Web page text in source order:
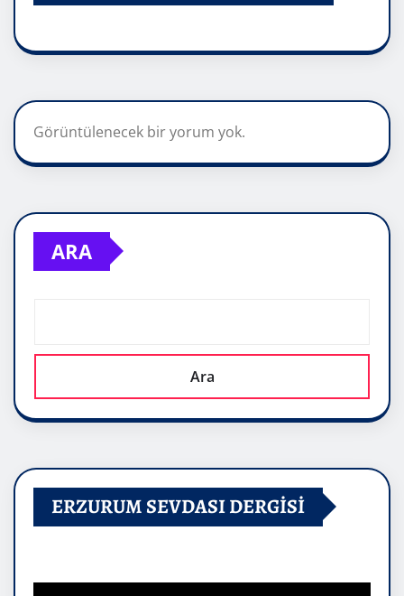
Görüntülenecek bir yorum yok.
ARA
Ara
ERZURUM SEVDASI DERGİSİ